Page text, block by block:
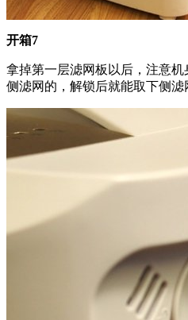
开箱7
拿掉第一层滤网板以后，注意
侧滤网的，解锁后就能取下侧滤